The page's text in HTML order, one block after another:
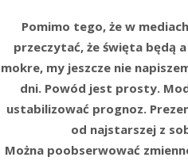
Pomimo tego, że w
przeczytać, że święta będą
mokre, my jeszcze nie
dni. Powód jest prosty.
ustabilizować prognoz.
od najstarszej z
Można poobserwować